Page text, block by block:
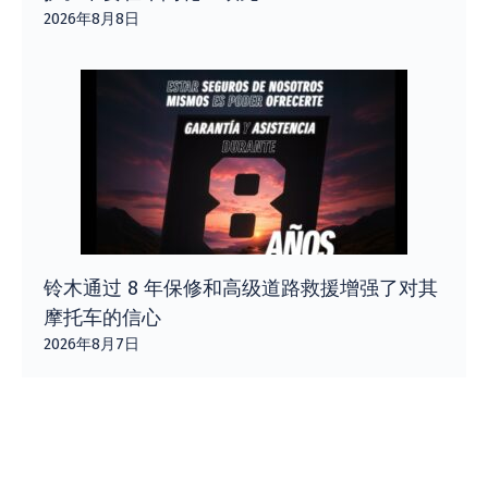
2026年8月8日
铃木通过 8 年保修和高级道路救援增强了对其
摩托车的信心
2026年8月7日